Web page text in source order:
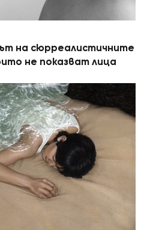
на сюрреалистичните
не показват лица